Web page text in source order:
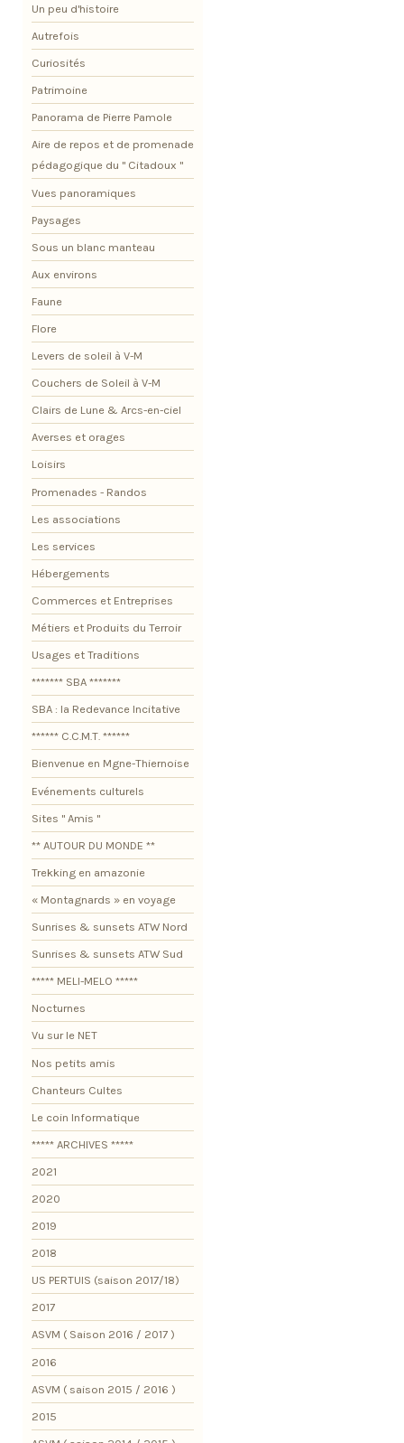
Un peu d'histoire
Autrefois
Curiosités
Patrimoine
Panorama de Pierre Pamole
Aire de repos et de promenade
pédagogique du " Citadoux "
Vues panoramiques
Paysages
Sous un blanc manteau
Aux environs
Faune
Flore
Levers de soleil à V-M
Couchers de Soleil à V-M
Clairs de Lune & Arcs-en-ciel
Averses et orages
Loisirs
Promenades - Randos
Les associations
Les services
Hébergements
Commerces et Entreprises
Métiers et Produits du Terroir
Usages et Traditions
******* SBA *******
SBA : la Redevance Incitative
****** C.C.M.T. ******
Bienvenue en Mgne-Thiernoise
Evénements culturels
Sites " Amis "
** AUTOUR DU MONDE **
Trekking en amazonie
« Montagnards » en voyage
Sunrises & sunsets ATW Nord
Sunrises & sunsets ATW Sud
***** MELI-MELO *****
Nocturnes
Vu sur le NET
Nos petits amis
Chanteurs Cultes
Le coin Informatique
***** ARCHIVES *****
2021
2020
2019
2018
US PERTUIS (saison 2017/18)
2017
ASVM ( Saison 2016 / 2017 )
2016
ASVM ( saison 2015 / 2016 )
2015